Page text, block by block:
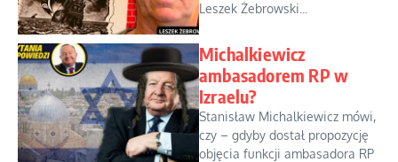
Leszek Żebrowski...
Michalkiewicz
ambasadorem RP w
Izraelu?
Stanisław Michalkiewicz mówi,
czy – gdyby dostał propozycję
objęcia funkcji ambasadora RP